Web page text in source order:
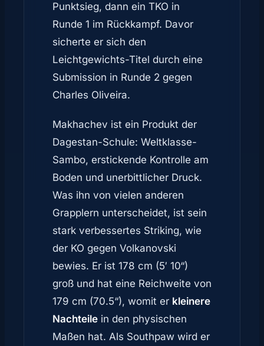
Punktsieg, dann ein TKO in
Runde 1 im Rückkampf. Davor
sicherte er sich den
Leichtgewichts-Titel durch eine
Submission in Runde 2 gegen
Charles Oliveira.
Makhachev ist ein Produkt der
Dagestan-Schule: Weltklasse-
Sambo, erstickende Kontrolle am
Boden und unerbittlicher Druck.
Was ihn von vielen anderen
Grapplern unterscheidet, ist sein
stark verbessertes Striking, wie
der KO gegen Volkanovski
bewies. Er ist 178 cm (5′ 10“)
groß und hat eine Reichweite von
179 cm (70.5“), womit er kleinere
Nachteile in den physischen
Maßen hat. Als Southpaw wird er